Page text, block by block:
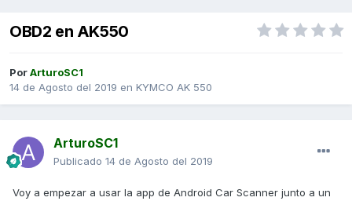
OBD2 en AK550
PorArturoSC1
14 de Agosto del 2019 en KYMCO AK 550
ArturoSC1
Publicado 14 de Agosto del 2019
Voy a empezar a usar la app de Android Car Scanner junto a un